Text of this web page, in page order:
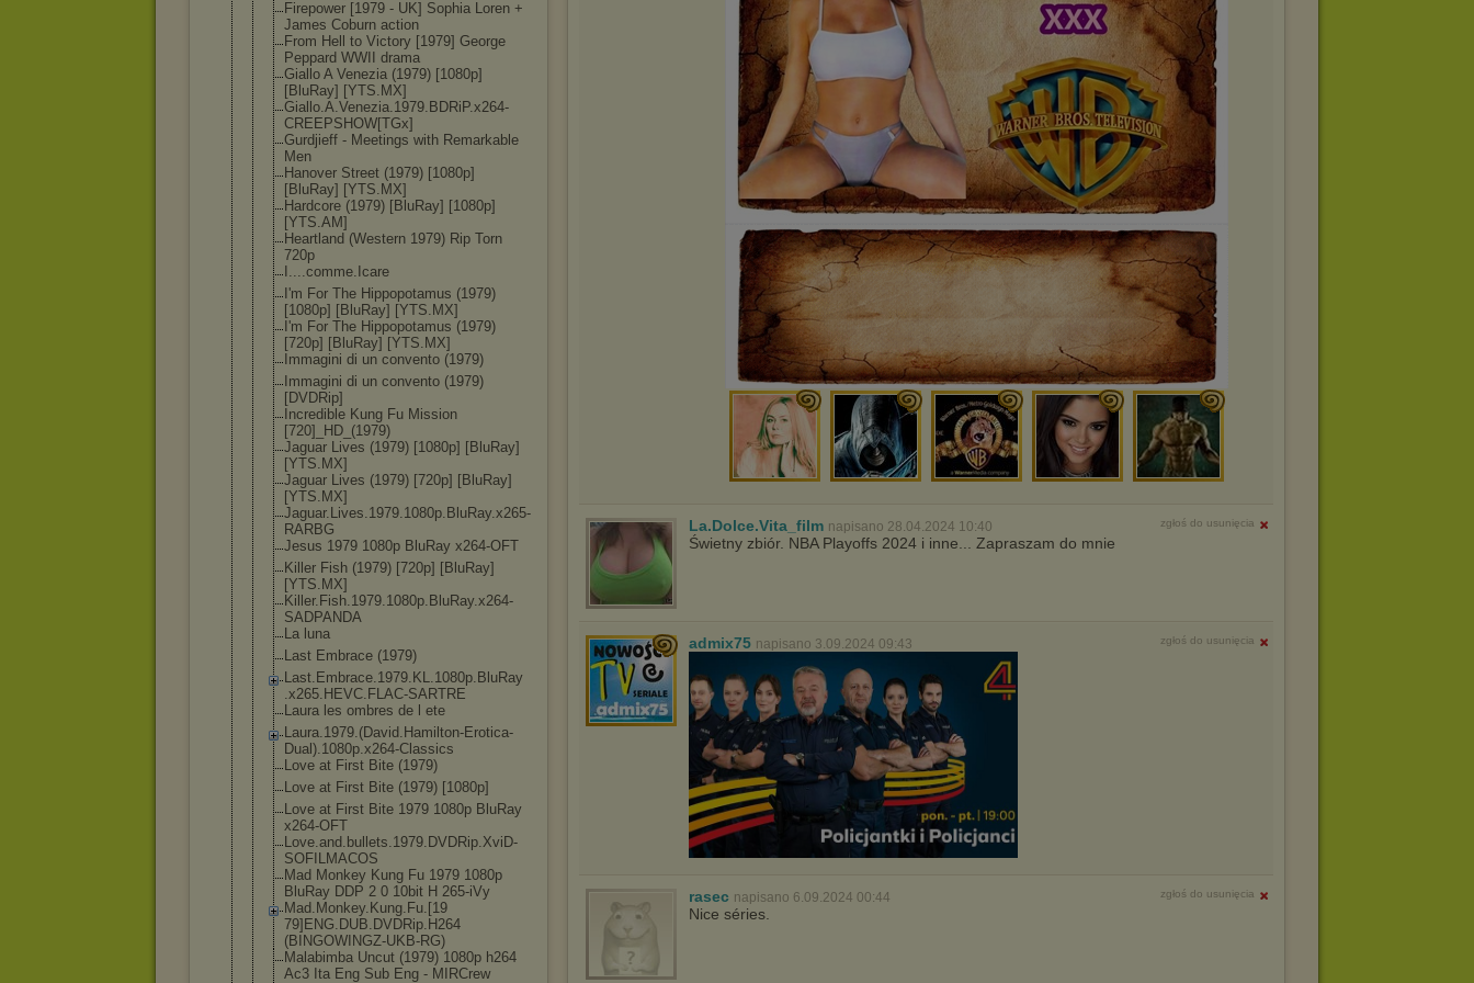
Firepower [1979 - UK] Sophia Loren +
James Coburn action
From Hell to Victory [1979] George
Peppard WWII drama
Giallo A Venezia (1979) [1080p]
[BluRay] [YTS.MX]
Giallo.A.Venezia.1979. BDRiP.x264-
CREEPSHOW[TGx]
Gurdjieff - Meetings with Remarkable
Men
Hanover Street (1979) [1080p]
[BluRay] [YTS.MX]
Hardcore (1979) [BluRay] [1080p]
[YTS.AM]
Heartland (Western 1979) Rip Torn
720p
I....comme. Icare
I'm For The Hippopotamus (1979)
[1080p] [BluRay] [YTS.MX]
I'm For The Hippopotamus (1979)
[720p] [BluRay] [YTS.MX]
Immagini di un convento (1979)
Immagini di un convento (1979)
[DVDRip]
Incredible Kung Fu Mission
[720]_HD_(1979)
Jaguar Lives (1979) [1080p] [BluRay]
[YTS.MX]
Jaguar Lives (1979) [720p] [BluRay]
[YTS.MX]
Jaguar.Lives.1979.1080p.BluRay.x265-
RARBG
Jesus 1979 1080p BluRay x264-OFT
Killer Fish (1979) [720p] [BluRay]
[YTS.MX]
Killer.Fish.1979.1080p.BluRay.x264-
SADPANDA
La luna
Last Embrace (1979)
Last.Embrace.1979.KL.1080p.BluRay
.x265.HEVC. FLAC-SARTRE
Laura les ombres de l ete
Laura.1979.(David.Hami lton-Erotica-
Dual).1080p.x264-Classics
Love at First Bite (1979)
Love at First Bite (1979) [1080p]
Love at First Bite 1979 1080p BluRay
x264-OFT
Love.and.bu llets.1979. DVDRip.XviD-
SOFILMACOS
Mad Monkey Kung Fu 1979 1080p
BluRay DDP 2 0 10bit H 265-iVy
Mad.Monkey. Kung.Fu.[19
79]ENG.DUB. DVDRip.H264
(BINGOWINGZ-UKB-RG)
Malabimba Uncut (1979) 1080p h264
Ac3 Ita Eng Sub Eng - MIRCrew
La.Dolce.Vita_film napisano 28.04.2024 10:40 zgłoś do usunięcia
Świetny zbiór. NBA Playoffs 2024 i inne... Zapraszam do mnie
admix75 napisano 3.09.2024 09:43 zgłoś do usunięcia
rasec napisano 6.09.2024 00:44 zgłoś do usunięcia
Nice séries.